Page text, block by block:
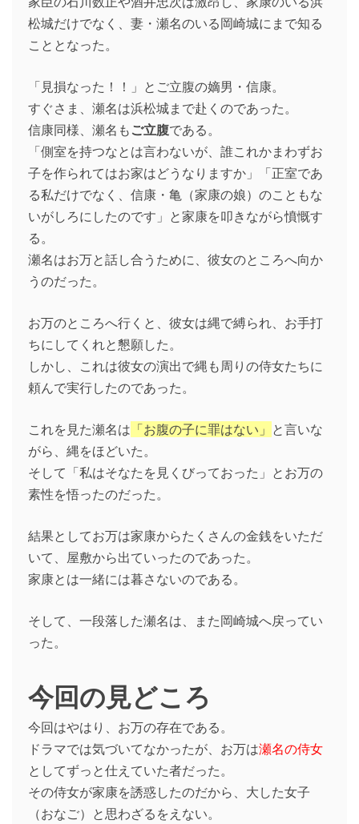
松城だけでなく、妻・瀬名のいる岡崎城にまで知る
こととなった。
「見損なった！！」とご立腹の嫡男・信康。
すぐさま、瀬名は浜松城まで赴くのであった。
信康同様、瀬名も ご立腹である。
「側室を持つなとは言わないが、誰これかまわずお
子を作られてはお家はどうなりますか」「正室であ
る私だけでなく、信康・亀（家康の娘）のこともな
いがしろにしたのです」と家康を叩きながら憤慨す
る。
瀬名はお万と話し合うために、彼女のところへ向か
うのだった。
お万のところへ行くと、彼女は縄で縛られ、お手打
ちにしてくれと懇願した。
しかし、これは彼女の演出で縄も周りの侍女たちに
頼んで実行したのであった。
これを見た瀬名は 「お腹の子に罪はない」 と言いな
がら、縄をほどいた。
そして「私はそなたを見くびっておった」とお万の
素性を悟ったのだった。
結果としてお万は家康からたくさんの金銭をいただ
いて、屋敷から出ていったのであった。
家康とは一緒には暮さないのである。
そして、一段落した瀬名は、また岡崎城へ戻ってい
った。
今回の見どころ
今回はやはり、お万の存在である。
ドラマでは気づいてなかったが、お万は瀬名の侍女
としてずっと仕えていた者だった。
その侍女が家康を誘惑したのだから、大した女子
（おなご）と思わざるをえない。